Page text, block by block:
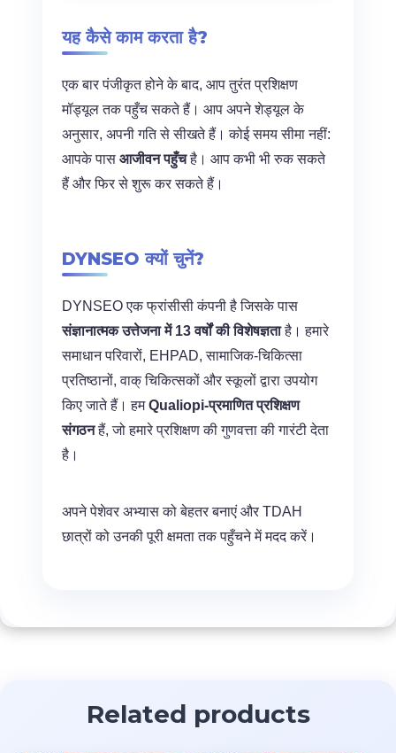
यह कैसे काम करता है?
एक बार पंजीकृत होने के बाद, आप तुरंत प्रशिक्षण
मॉड्यूल तक पहुँच सकते हैं। आप अपने शेड्यूल के
अनुसार, अपनी गति से सीखते हैं। कोई समय सीमा नहीं:
आपके पास आजीवन पहुँचहै। आप कभी भी रुक सकते
हैं और फिर से शुरू कर सकते हैं।
DYNSEO क्यों चुनें?
DYNSEO एक फ्रांसीसी कंपनी है जिसके पास
संज्ञानात्मक उत्तेजना में 13 वर्षों की विशेषज्ञताहै। हमारे
समाधान परिवारों, EHPAD, सामाजिक-चिकित्सा
प्रतिष्ठानों, वाक् चिकित्सकों और स्कूलों द्वारा उपयोग
किए जाते हैं। हमQualiopi-प्रमाणित प्रशिक्षण
संगठनहैं, जो हमारे प्रशिक्षण की गुणवत्ता की गारंटी देता
है।
अपने पेशेवर अभ्यास को बेहतर बनाएं और TDAH
छात्रों को उनकी पूरी क्षमता तक पहुँचने में मदद करें।
Related products